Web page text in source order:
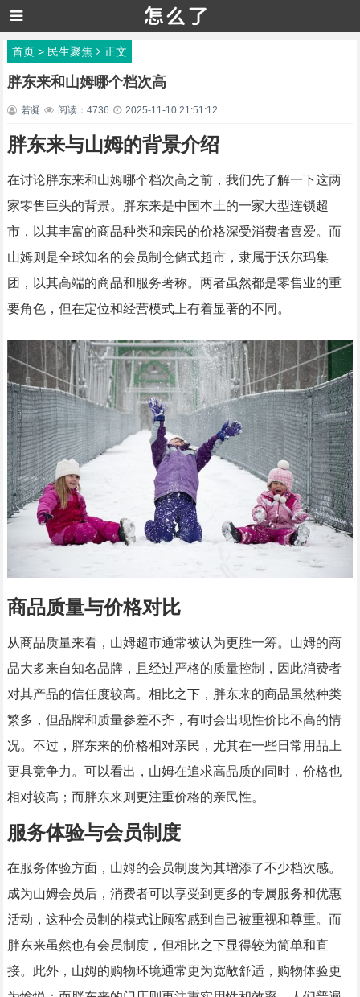
首页> 民生聚焦 正文
胖东来和山姆哪个档次高
若凝 阅读：4736 2025-11-10 21:51:12
胖东来与山姆的背景介绍
在讨论胖东来和山姆哪个档次高之前，我们先了解一下这两
家零售巨头的背景。胖东来是中国本土的一家大型连锁超
市，以其丰富的商品种类和亲民的价格深受消费者喜爱。而
山姆则是全球知名的会员制仓储式超市，隶属于沃尔玛集
团，以其高端的商品和服务著称。两者虽然都是零售业的重
要角色，但在定位和经营模式上有着显著的不同。
商品质量与价格对比
从商品质量来看，山姆超市通常被认为更胜一筹。山姆的商
品大多来自知名品牌，且经过严格的质量控制，因此消费者
对其产品的信任度较高。相比之下，胖东来的商品虽然种类
繁多，但品牌和质量参差不齐，有时会出现性价比不高的情
况。不过，胖东来的价格相对亲民，尤其在一些日常用品上
更具竞争力。可以看出，山姆在追求高品质的同时，价格也
相对较高；而胖东来则更注重价格的亲民性。
服务体验与会员制度
在服务体验方面，山姆的会员制度为其增添了不少档次感。
成为山姆会员后，消费者可以享受到更多的专属服务和优惠
活动，这种会员制的模式让顾客感到自己被重视和尊重。而
胖东来虽然也有会员制度，但相比之下显得较为简单和直
接。此外，山姆的购物环境通常更为宽敞舒适，购物体验更